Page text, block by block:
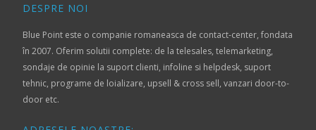
DESPRE NOI
Blue Point este o companie romaneasca de contact-center, fondata
în 2007. Oferim solutii complete: de la telesales, telemarketing,
sondaje de opinie la suport clienti, infoline si helpdesk, suport
tehnic, programe de loializare, upsell & cross sell, vanzari door-to-
door etc.